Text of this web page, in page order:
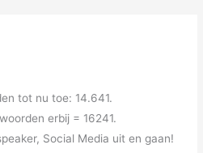
tot nu toe: 14.641.
erbij = 16241.
Social Media uit en gaan!